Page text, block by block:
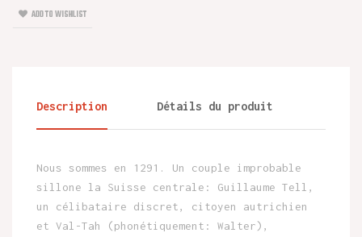
ADD TO WISHLIST
Description Détails du produit
Nous sommes en 1291. Un couple improbable
sillone la Suisse centrale: Guillaume Tell,
un célibataire discret, citoyen autrichien
et Val-Tah (phonétiquement: Walter),